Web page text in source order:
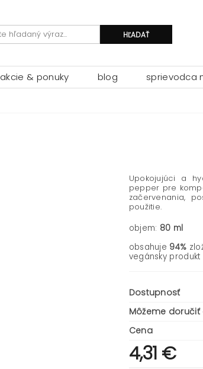
akcie & ponuky blog sprievodca
Upokojujúci a
pepper pre
začervenania,
použitie.
objem: 80 ml
obsahuje 94%
vegánsky produkt
Dostupnosť
Môžeme
Cena
4,31 €